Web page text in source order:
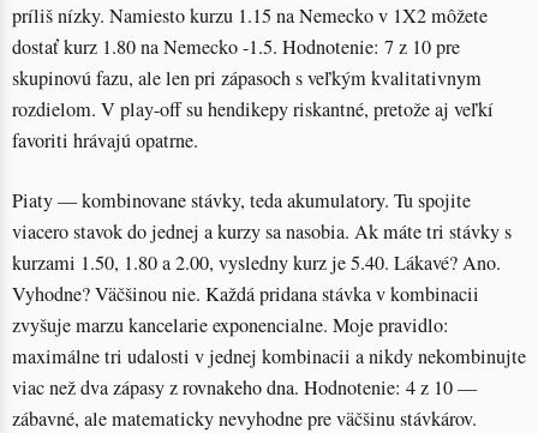
príliš nízky. Namiesto kurzu 1.15 na Nemecko v 1X2 môžete
dostať kurz 1.80 na Nemecko -1.5. Hodnotenie: 7 z 10 pre
skupinovú fazu, ale len pri zápasoch s veľkým kvalitativnym
rozdielom. V play-off su hendikepy riskantné, pretože aj veľkí
favoriti hrávajú opatrne.
Piaty — kombinovane stávky, teda akumulatory. Tu spojite
viacero stavok do jednej a kurzy sa nasobia. Ak máte tri stávky s
kurzami 1.50, 1.80 a 2.00, vysledny kurz je 5.40. Lákavé? Ano.
Vyhodne? Väčšinou nie. Každá pridana stávka v kombinacii
zvyšuje marzu kancelarie exponencialne. Moje pravidlo:
maximálne tri udalosti v jednej kombinacii a nikdy nekombinujte
viac než dva zápasy z rovnakeho dna. Hodnotenie: 4 z 10 —
zábavné, ale matematicky nevyhodne pre väčšinu stávkárov.